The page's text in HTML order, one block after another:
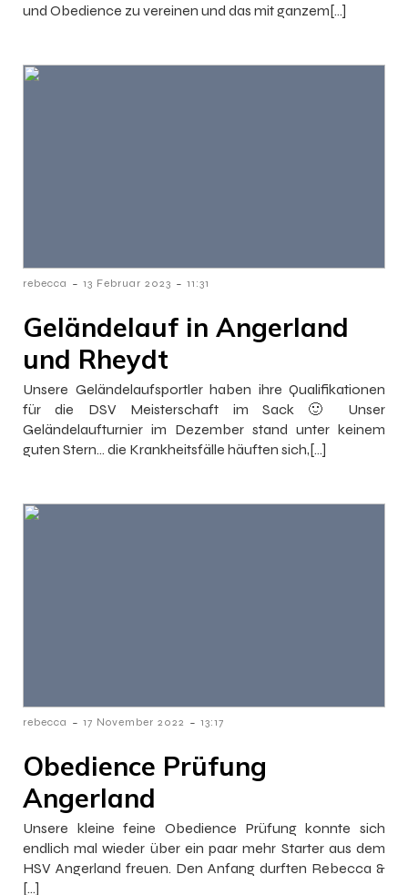
und Obedience zu vereinen und das mit ganzem[…]
rebecca - 13 Februar 2023 - 11:31
Geländelauf in Angerland
und Rheydt
Unsere Geländelaufsportler haben ihre Qualifikationen
für die DSV Meisterschaft im Sack 🙂 Unser
Geländelaufturnier im Dezember stand unter keinem
guten Stern… die Krankheitsfälle häuften sich,[…]
rebecca - 17 November 2022 - 13:17
Obedience Prüfung
Angerland
Unsere kleine feine Obedience Prüfung konnte sich
endlich mal wieder über ein paar mehr Starter aus dem
HSV Angerland freuen. Den Anfang durften Rebecca &
[…]